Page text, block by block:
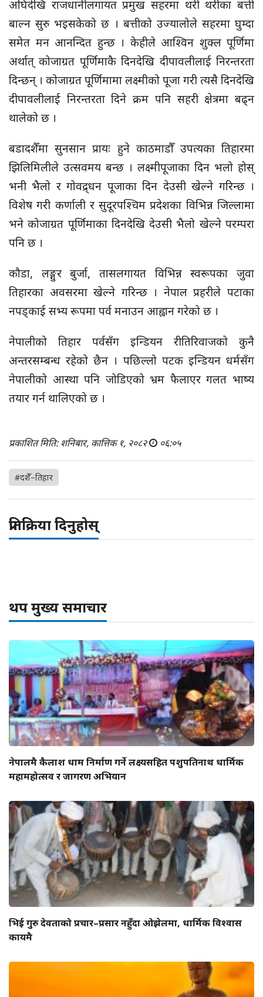
अघिदेखि राजधानीलगायत प्रमुख सहरमा थरी थरीका बत्ती
बाल्न सुरु भइसकेको छ । बत्तीको उज्यालोले सहरमा घुम्दा
समेत मन आनन्दित हुन्छ । केहीले आश्विन शुक्ल पूर्णिमा
अर्थात् कोजाग्रत पूर्णिमाकै दिनदेखि दीपावलीलाई निरन्तरता
दिन्छन् । कोजाग्रत पूर्णिमामा लक्ष्मीको पूजा गरी त्यसै दिनदेखि
दीपावलीलाई निरन्तरता दिने क्रम पनि सहरी क्षेत्रमा बढ्न
थालेको छ ।
बडादशैँमा सुनसान प्रायः हुने काठमाडौँ उपत्यका तिहारमा
झिलिमिलीले उत्सवमय बन्छ । लक्ष्मीपूजाका दिन भलो होस्
भनी भैलो र गोवद्र्धन पूजाका दिन देउसी खेल्ने गरिन्छ ।
विशेष गरी कर्णाली र सुदूरपश्चिम प्रदेशका विभिन्न जिल्लामा
भने कोजाग्रत पूर्णिमाका दिनदेखि देउसी भैलो खेल्ने परम्परा
पनि छ ।
कौडा, लङ्गुर बुर्जा, तासलगायत विभिन्न स्वरूपका जुवा
तिहारका अवसरमा खेल्ने गरिन्छ । नेपाल प्रहरीले पटाका
नपड्काई सभ्य रूपमा पर्व मनाउन आह्वान गरेको छ ।
नेपालीको तिहार पर्वसँग इन्डियन रीतिरिवाजको कुनै
अन्तरसम्बन्ध रहेको छैन । पछिल्लो पटक इन्डियन धर्मसँग
नेपालीको आस्था पनि जोडिएको भ्रम फैलाएर गलत भाष्य
तयार गर्न थालिएको छ ।
प्रकाशित मिति: शनिबार, कात्तिक १, २०८२ ०६:०५
#दशैँ–तिहार
प्रतिक्रिया दिनुहोस्
थप मुख्य समाचार
नेपालमै कैलाश धाम निर्माण गर्ने लक्ष्यसहित पशुपतिनाथ धार्मिक
महामहोत्सव र जागरण अभियान
भिई गुरु देवताको प्रचार–प्रसार नहुँदा ओझेलमा, धार्मिक विश्वास
कायमै